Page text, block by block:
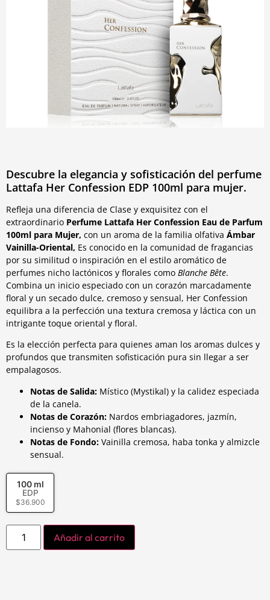
Descubre la elegancia y sofisticación del perfume
Lattafa Her Confession EDP 100ml para mujer.
Refleja una diferencia de Clase y exquisitez con el
extraordinario Perfume Lattafa Her Confession Eau de Parfum
100ml para Mujer, con un aroma de la familia olfativa Ámbar
Vainilla-Oriental, Es conocido en la comunidad de fragancias
por su similitud o inspiración en el estilo aromático de
perfumes nicho lactónicos y florales como Blanche Bête.
Combina un inicio especiado con un corazón marcadamente
floral y un secado dulce, cremoso y sensual, Her Confession
equilibra a la perfección una textura cremosa y láctica con un
intrigante toque oriental y floral.
Es la elección perfecta para quienes aman los aromas dulces y
profundos que transmiten sofisticación pura sin llegar a ser
empalagosos.
Notas de Salida: Místico (Mystikal) y la calidez especiada
de la canela.
Notas de Corazón: Nardos embriagadores, jazmín,
incienso y Mahonial (flores blancas).
Notas de Fondo: Vainilla cremosa, haba tonka y almizcle
sensual.
100 ml
EDP
$36.900
Añadir al carrito